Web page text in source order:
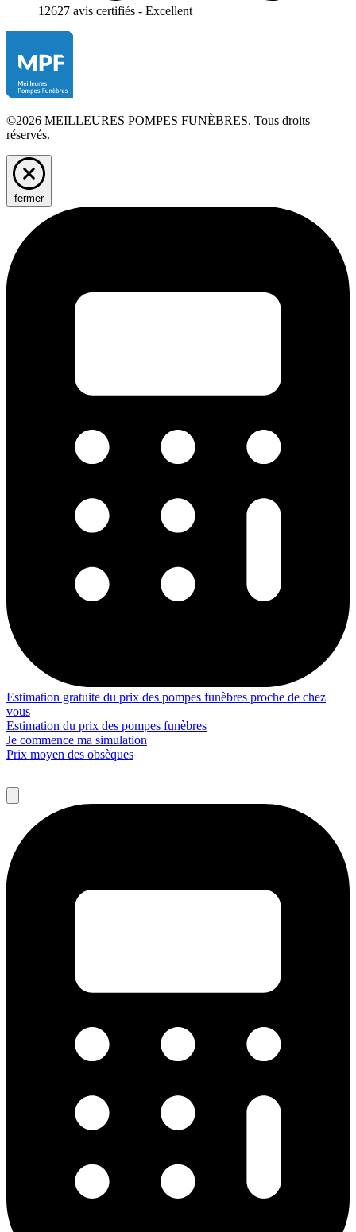
12627 avis certifiés - Excellent
©2026 MEILLEURES POMPES FUNÈBRES. Tous droits
réservés.
fermer
Estimation gratuite du prix des pompes funèbres proche de chez
vous
Estimation du prix des pompes funèbres
Je commence ma simulation
Prix moyen des obsèques